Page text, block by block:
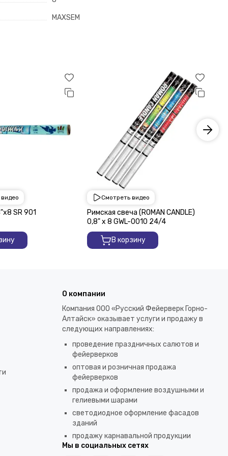
MAXSEM
Ледышка 0,8"х8 SR 901
Смотреть видео
1 050 ₽
Римская свеча (ROMAN CANDLE)
0,8" х 8 GWL-0010 24/4
В корзину
О компании
Компания ООО «Русский Фейерверк Горно-
Алтайск» оказывает услуги и продажу в
следующих направлениях:
проведение праздничных салютов и
фейерверков
оптовая и розничная продажа
фейерверков
продажа и оформление воздушными и
гелиевыми шарами
светодиодное оформление фасадов
зданий
продажу карнавальной продукции
Мы в социальных сетях